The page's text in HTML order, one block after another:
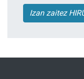
Izan zaitez